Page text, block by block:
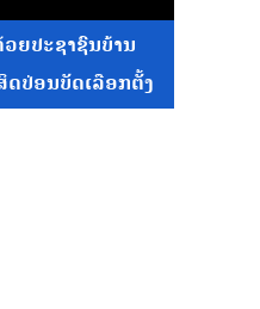
ຍປະຊາຊົນບ້ານ
ດປ່ອນບັດເລືອກຕັ້ງ